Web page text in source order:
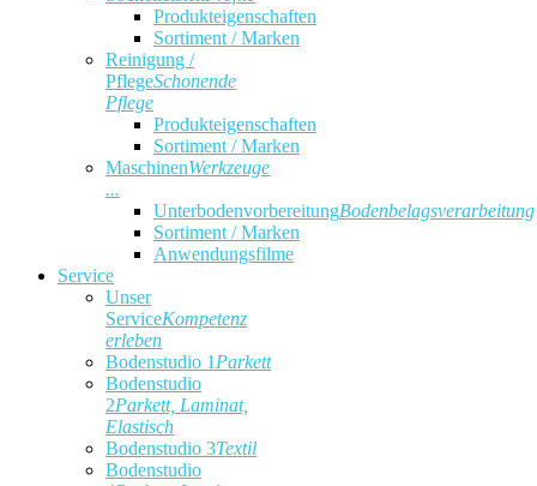
Produkteigenschaften
Sortiment / Marken
Reinigung /
PflegeSchonende
Pflege
Produkteigenschaften
Sortiment / Marken
MaschinenWerkzeuge
...
UnterbodenvorbereitungBodenbelagsverarbeitung
Sortiment / Marken
Anwendungsfilme
Service
Unser
ServiceKompetenz
erleben
Bodenstudio 1 Parkett
Bodenstudio
2Parkett, Laminat,
Elastisch
Bodenstudio 3Textil
Bodenstudio